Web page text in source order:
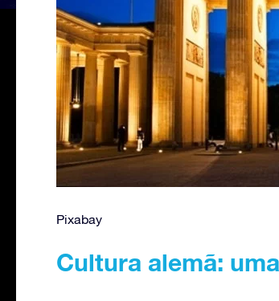
Pixabay
Cultura alemã: